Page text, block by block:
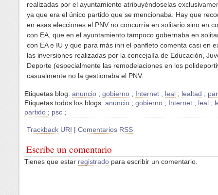
realizadas por el ayuntamiento atribuyéndoselas
ya que era el único partido que se mencionaba. Hay que
en esas elecciones el PNV no concurría en solitario sino en
con EA, que en el ayuntamiento tampoco gobernaba en
con EA e IU y que para más inri el panfleto comenta casi en
las inversiones realizadas por la concejalía de Educación,
Deporte (especialmente las remodelaciones en los
casualmente no la gestionaba el PNV.
Etiquetas blog: anuncio ; gobierno ; Internet ; leal ; lealtad ;
Etiquetas todos los blogs: anuncio ; gobierno ; Internet ; leal ;
partido ; psc ;
Trackback URI | Comentarios RSS
Escribe un comentario
Tienes que estar registrado para escribir un comentario.